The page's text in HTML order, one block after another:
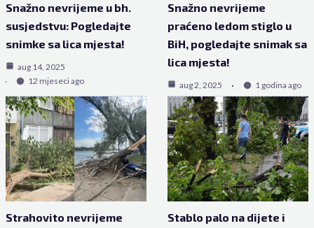
Snažno nevrijeme u bh.
susjedstvu: Pogledajte
snimke sa lica mjesta!
aug 14, 2025
12 mjeseci ago
Snažno nevrijeme
praćeno ledom stiglo u
BiH, pogledajte snimak sa
lica mjesta!
aug 2, 2025 1 godina ago
Strahovito nevrijeme
Stablo palo na dijete i